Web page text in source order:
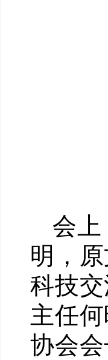
会
明，
科技
主任
协会